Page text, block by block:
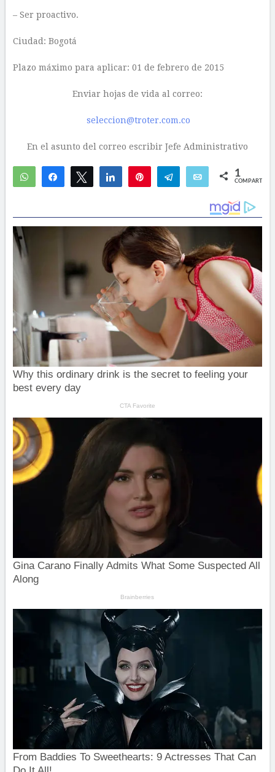
– Ser proactivo.
Ciudad: Bogotá
Plazo máximo para aplicar: 01 de febrero de 2015
Enviar hojas de vida al correo:
seleccion@troter.com.co
En el asunto del correo escribir Jefe Administrativo
WhatsAppCompartirTwittear Compartir Telegram Email 1
COMPARTIR